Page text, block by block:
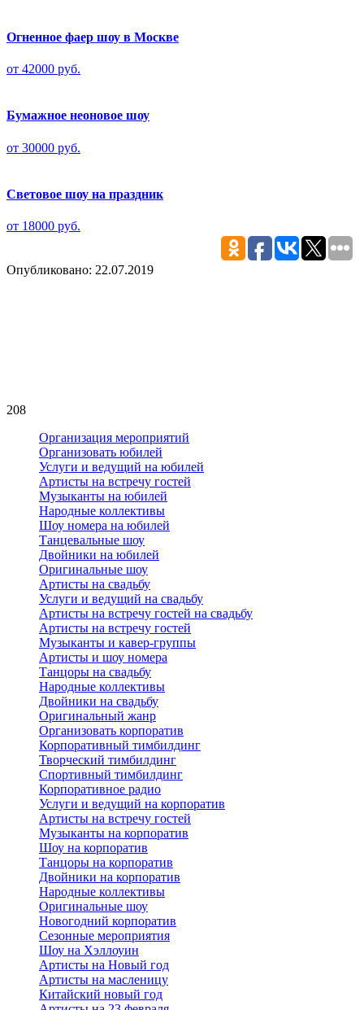
Огненное фаер шоу в Москве
от 42000 руб.
Бумажное неоновое шоу
от 30000 руб.
Световое шоу на праздник
от 18000 руб.
Опубликовано: 22.07.2019
208
Организация мероприятий
Организовать юбилей
Услуги и ведущий на юбилей
Артисты на встречу гостей
Музыканты на юбилей
Народные коллективы
Шоу номера на юбилей
Танцевальные шоу
Двойники на юбилей
Оригинальные шоу
Артисты на свадьбу
Услуги и ведущий на свадьбу
Артисты на встречу гостей на свадьбу
Артисты на встречу гостей
Музыканты и кавер-группы
Артисты и шоу номера
Танцоры на свадьбу
Народные коллективы
Двойники на свадьбу
Оригинальный жанр
Организовать корпоратив
Корпоративный тимбилдинг
Творческий тимбилдинг
Спортивный тимбилдинг
Корпоративное радио
Услуги и ведущий на корпоратив
Артисты на встречу гостей
Музыканты на корпоратив
Шоу на корпоратив
Танцоры на корпоратив
Двойники на корпоратив
Народные коллективы
Оригинальные шоу
Новогодний корпоратив
Сезонные мероприятия
Шоу на Хэллоуин
Артисты на Новый год
Артисты на масленицу
Китайский новый год